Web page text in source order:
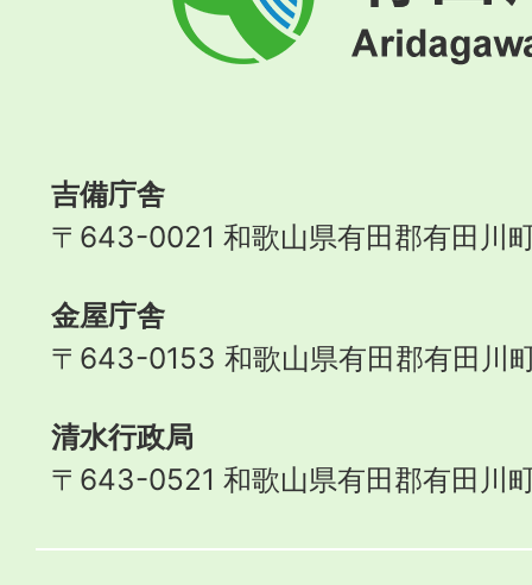
川
町
吉備庁舎
〒643-0021 和歌山県有田郡有田川
金屋庁舎
〒643-0153 和歌山県有田郡有田川
清水行政局
〒643-0521 和歌山県有田郡有田川